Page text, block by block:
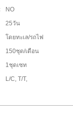
NO
25วัน
โดยทะเล/รถไฟ
150ชุด/เดือน
1ชุดเซท
L/C, T/T,